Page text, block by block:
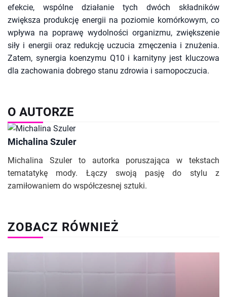
efekcie, wspólne działanie tych dwóch składników
zwiększa produkcję energii na poziomie komórkowym, co
wpływa na poprawę wydolności organizmu, zwiększenie
siły i energii oraz redukcję uczucia zmęczenia i znużenia.
Zatem, synergia koenzymu Q10 i karnityny jest kluczowa
dla zachowania dobrego stanu zdrowia i samopoczucia.
O AUTORZE
Michalina Szuler
Michalina Szuler to autorka poruszająca w tekstach
tematatykę mody. Łączy swoją pasję do stylu z
zamiłowaniem do współczesnej sztuki.
ZOBACZ RÓWNIEŻ